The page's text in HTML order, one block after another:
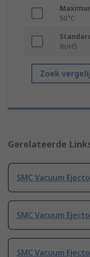
50°C
RoHS
Zoek
Gerelateerde
SMC Vacuum
SMC Vacuum
SMC Vacuum